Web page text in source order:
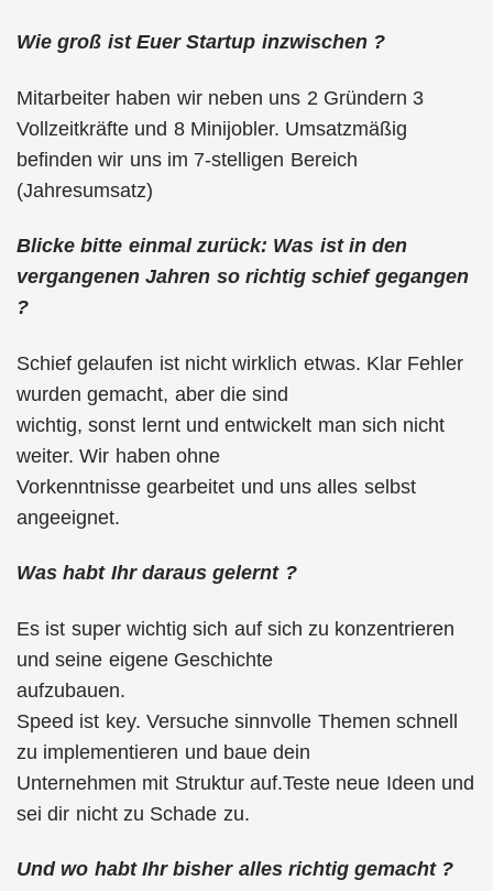
Wie groß ist Euer Startup inzwischen ?
Mitarbeiter haben wir neben uns 2 Gründern 3
Vollzeitkräfte und 8 Minijobler. Umsatzmäßig
befinden wir uns im 7-stelligen Bereich
(Jahresumsatz)
Blicke bitte einmal zurück: Was ist in den
vergangenen Jahren so richtig schief gegangen
?
Schief gelaufen ist nicht wirklich etwas. Klar Fehler
wurden gemacht, aber die sind
wichtig, sonst lernt und entwickelt man sich nicht
weiter. Wir haben ohne
Vorkenntnisse gearbeitet und uns alles selbst
angeeignet.
Was habt Ihr daraus gelernt ?
Es ist super wichtig sich auf sich zu konzentrieren
und seine eigene Geschichte
aufzubauen.
Speed ist key. Versuche sinnvolle Themen schnell
zu implementieren und baue dein
Unternehmen mit Struktur auf.Teste neue Ideen und
sei dir nicht zu Schade zu.
Und wo habt Ihr bisher alles richtig gemacht ?